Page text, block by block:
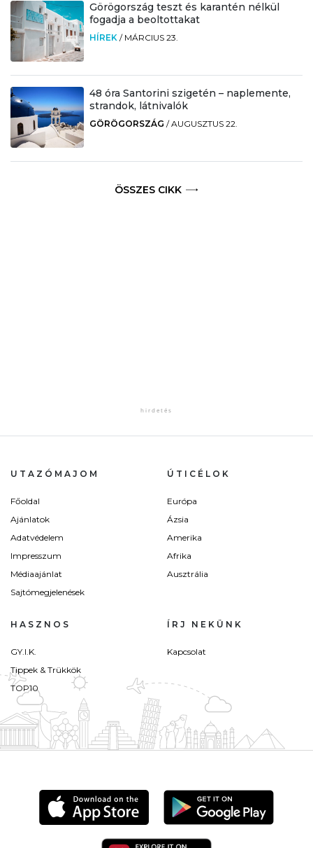
Görögország teszt és karantén nélkül
fogadja a beoltottakat
HÍREK / MÁRCIUS 23.
48 óra Santorini szigetén – naplemente,
strandok, látnivalók
GÖRÖGORSZÁG /AUGUSZTUS 22.
ÖSSZES CIKK
UTAZÓMAJOM
Főoldal
Ajánlatok
Adatvédelem
Impresszum
Médiaajánlat
Sajtómegjelenések
ÚTICÉLOK
Európa
Ázsia
Amerika
Afrika
Ausztrália
HASZNOS
GY.I.K.
Tippek & Trükkök
TOP10
ÍRJ NEKÜNK
Kapcsolat